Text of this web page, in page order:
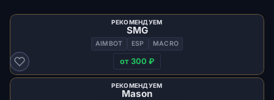
РЕКОМЕНДУЕМ
SMG
AIMBOT ESP MACRO
от 300 ₽
РЕКОМЕНДУЕМ
Mason